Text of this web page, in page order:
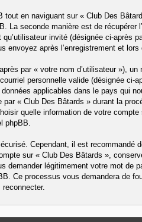
en naviguant sur « Club Des
La seconde manière est de
invité (désignée ci-après
après l’enregistrement et
par « votre nom d’utilisateur »),
personnelle valide (désignée ci-
applicables dans le pays qui
« Club Des Bâtards » durant la
quelle information de votre
phpBB.
Cependant, il est
sur « Club Des Bâtards »,
demander légitimement votre mot
Ce processus vous demandera de